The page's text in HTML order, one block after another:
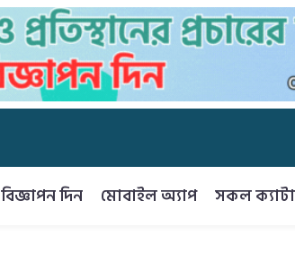
বিজ্ঞাপন দিন মোবাইল অ্যাপ সকল